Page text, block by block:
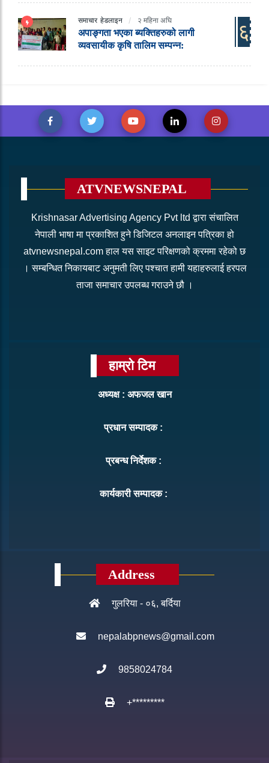
समाचार हेडलाइन २ महिना अघि
अपाङ्गता भएका ब्यक्तिहरुको लागी
व्यवसायीक कृषि तालिम सम्पन्न:
६
ATVNEWSNEPAL
Krishnasar Advertising Agency Pvt ltd द्वारा संचालित
नेपाली भाषा मा प्रकाशित हुने डिजिटल अनलाइन पत्रिका हो
atvnewsnepal.com हाल यस साइट परिक्षणको क्रममा रहेको छ
। सम्बन्धित निकायबाट अनुमती लिए पश्चात हामी यहाहरुलाई हरपल
ताजा समाचार उपलब्ध गराउने छौ ।
हाम्रो टिम
अध्यक्ष : अफजल खान
प्रधान सम्पादक :
प्रबन्ध निर्देशक :
कार्यकारी सम्पादक :
Address
गुलरिया - ०६, बर्दिया
nepalabpnews@gmail.com
9858024784
+*********